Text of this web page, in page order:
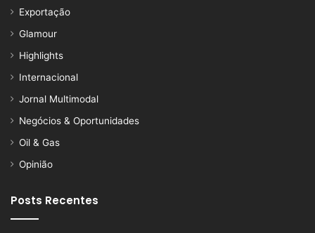
Exportação
Glamour
Highlights
Internacional
Jornal Multimodal
Negócios & Oportunidades
Oil & Gas
Opinião
Posts Recentes